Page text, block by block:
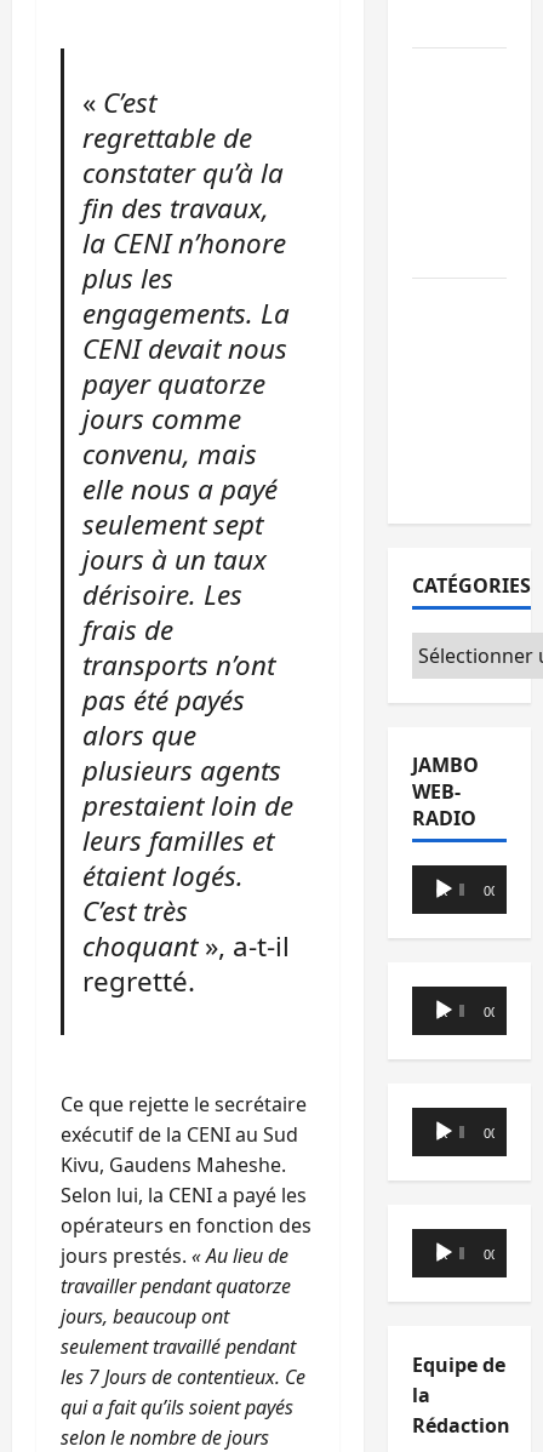
« C’est
regrettable de
constater qu’à la
fin des travaux,
la CENI n’honore
plus les
engagements. La
CENI devait nous
payer quatorze
jours comme
convenu, mais
elle nous a payé
seulement sept
jours à un taux
dérisoire. Les
frais de
transports n’ont
pas été payés
alors que
plusieurs agents
prestaient loin de
leurs familles et
étaient logés.
C’est très
choquant», a-t-il
regretté.
Ce que rejette le secrétaire
exécutif de la CENI au Sud
Kivu, Gaudens Maheshe.
Selon lui, la CENI a payé les
opérateurs en fonction des
jours prestés. « Au lieu de
travailler pendant quatorze
jours, beaucoup ont
seulement travaillé pendant
les 7 Jours de contentieux. Ce
qui a fait qu’ils soient payés
selon le nombre de jours
CATÉGORIES
Catégories
JAMBO
WEB-
RADIO
Lecteur
audio
00:00 00:00
Lecteur
audio
00:00 00:00
Lecteur
audio
00:00 00:00
Lecteur
audio
00:00 00:00
Equipe de
la
Rédaction